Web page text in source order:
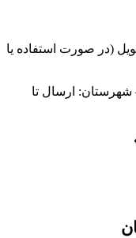
پس از تحویل (در صورت استفاده یا
شهرستان: ارسال تا